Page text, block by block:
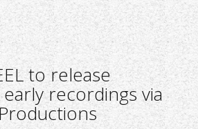
to release
recordings via